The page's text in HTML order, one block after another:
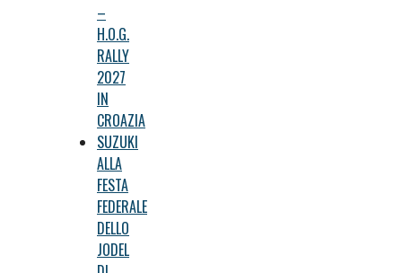
–
H.O.G.
RALLY
2027
IN
CROAZIA
SUZUKI
ALLA
FESTA
FEDERALE
DELLO
JODEL